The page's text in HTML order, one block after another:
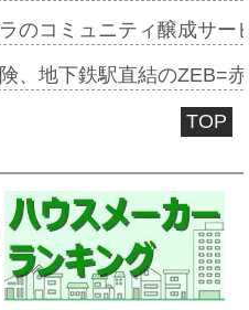
ラのコミュニティ醸成サ
、地下鉄駅直結のZEB=
TOP